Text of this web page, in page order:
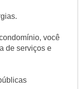
você
de serviços e